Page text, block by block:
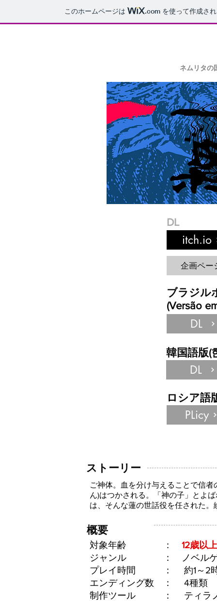
このホームページは .com を使って作成さ
ネムリタの
DL
itch.io
企画ペー
ブラジル
(Versão
DL
韓国語版(
DL
ロシア語
PLicy
​ストーリー
ご神体。血を分け与えることで信
ん)はつかされる。「神の子」とよ
は、そんな蓮の世話役を任された
​概要
​対象年齢 ： 12歳以
ジャンル ： ノベルゲ
プレイ時間 ： 約1～2
エンディング数 ： 4種類
制作ツール ： ティラノ